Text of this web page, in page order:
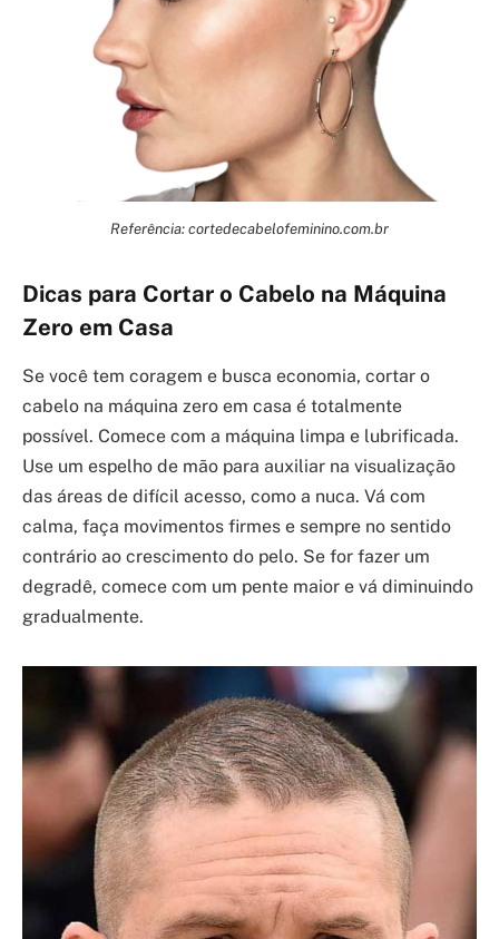
Referência: cortedecabelofeminino.com.br
Dicas para Cortar o Cabelo na Máquina
Zero em Casa
Se você tem coragem e busca economia, cortar o
cabelo na máquina zero em casa é totalmente
possível. Comece com a máquina limpa e lubrificada.
Use um espelho de mão para auxiliar na visualização
das áreas de difícil acesso, como a nuca. Vá com
calma, faça movimentos firmes e sempre no sentido
contrário ao crescimento do pelo. Se for fazer um
degradê, comece com um pente maior e vá diminuindo
gradualmente.